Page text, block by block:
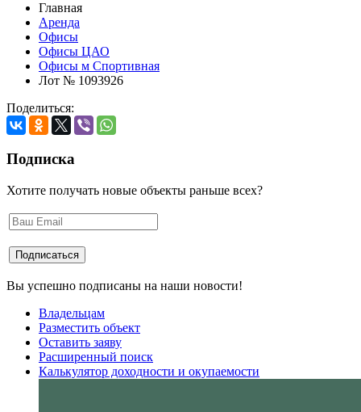
Главная
Аренда
Офисы
Офисы ЦАО
Офисы м Спортивная
Лот № 1093926
Поделиться:
Подписка
Хотите получать новые объекты раньше всех?
Вы успешно подписаны на наши новости!
Владельцам
Разместить объект
Оставить заяву
Расширенный поиск
Калькулятор доходности и окупаемости